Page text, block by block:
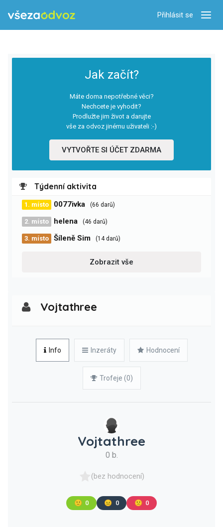
Přihlásit se
Jak začít?
Máte doma nepotřebné věci?
Nechcete je vyhodit?
Prodlužte jim život a darujte
vše za odvoz jinému uživateli :-)
VYTVOŘTE SI ÚČET ZDARMA
Týdenní aktivita
1. místo 0077ivka (66 darů)
2. místo helena (46 darů)
3. místo Šíleně Sim (14 darů)
Zobrazit vše
Vojtathree
Info Inzeráty Hodnocení
Trofeje (0)
Vojtathree
0 b.
(bez hodnocení)
🙂 0 😐 0 🙁 0